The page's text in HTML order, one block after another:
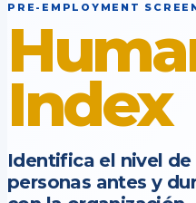
PRE-EMPLOYMENT
Index
Identifica el nivel de
personas antes y